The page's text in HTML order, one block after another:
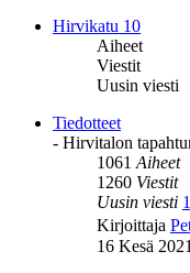
Hirvikatu 10
Aiheet
Viestit
Uusin viesti
Tiedotteet
- Hirvitalon
1061Aiheet
1260 Viestit
Uusin viesti
Kirjoittaja
16 Kesä